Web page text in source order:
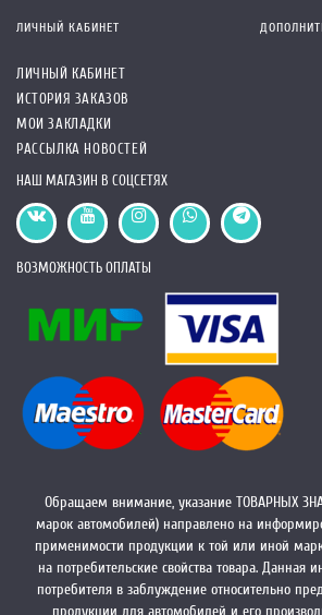
ЛИЧНЫЙ КАБИНЕТ
ЛИЧНЫЙ КАБИНЕТ
ИСТОРИЯ ЗАКАЗОВ
МОИ ЗАКЛАДКИ
РАССЫЛКА НОВОСТЕЙ
НАШ МАГАЗИН В СОЦСЕТЯХ
ВОЗМОЖНОСТЬ ОПЛАТЫ
Обращаем внимание, указание ТОВАРНЫХ
марок автомобилей) направлено на
применимости продукции к той или иной
на потребительские свойства товара. Данная
потребителя в заблуждение относительно